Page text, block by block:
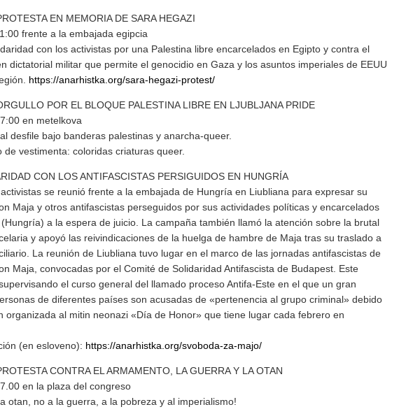
EN MEMORIA DE SARA HEGAZI
frente a la embajada egipcia
con los activistas por una Palestina libre encarcelados en Egipto y contra el
dictatorial militar que permite el genocidio en Gaza y los asuntos imperiales de EEUU
https://anarhistka.org/sara-hegazi-protest/
POR EL BLOQUE PALESTINA LIBRE EN LJUBLJANA PRIDE
en metelkova
desfile bajo banderas palestinas y anarcha-queer.
de vestimenta: coloridas criaturas queer.
CON LOS ANTIFASCISTAS PERSIGUIDOS EN HUNGRÍA
se reunió frente a la embajada de Hungría en Liubliana para expresar su
Maja y otros antifascistas perseguidos por sus actividades políticas y encarcelados
a la espera de juicio. La campaña también llamó la atención sobre la brutal
y apoyó las reivindicaciones de la huelga de hambre de Maja tras su traslado a
La reunión de Liubliana tuvo lugar en el marco de las jornadas antifascistas de
Maja, convocadas por el Comité de Solidaridad Antifascista de Budapest. Este
el curso general del llamado proceso Antifa-Este en el que un gran
de diferentes países son acusadas de «pertenencia al grupo criminal» debido
organizada al mitin neonazi «Día de Honor» que tiene lugar cada febrero en
(en esloveno): https://anarhistka.org/svoboda-za-majo/
CONTRA EL ARMAMENTO, LA GUERRA Y LA OTAN
en la plaza del congreso
otan, no a la guerra, a la pobreza y al imperialismo!